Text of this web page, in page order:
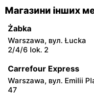
moje sklepy
Gorzyce, вул. Szkolna
moje sklepy
Jadachy, вул. Jadachy
moje sklepy
Kazimierza Wielka, вул.
Kolejowa 15
Магазини інших
Żabka
Warszawa, вул. Łucka
2/4/6 lok. 2
Carrefour Express
Warszawa, вул. Emilii
47